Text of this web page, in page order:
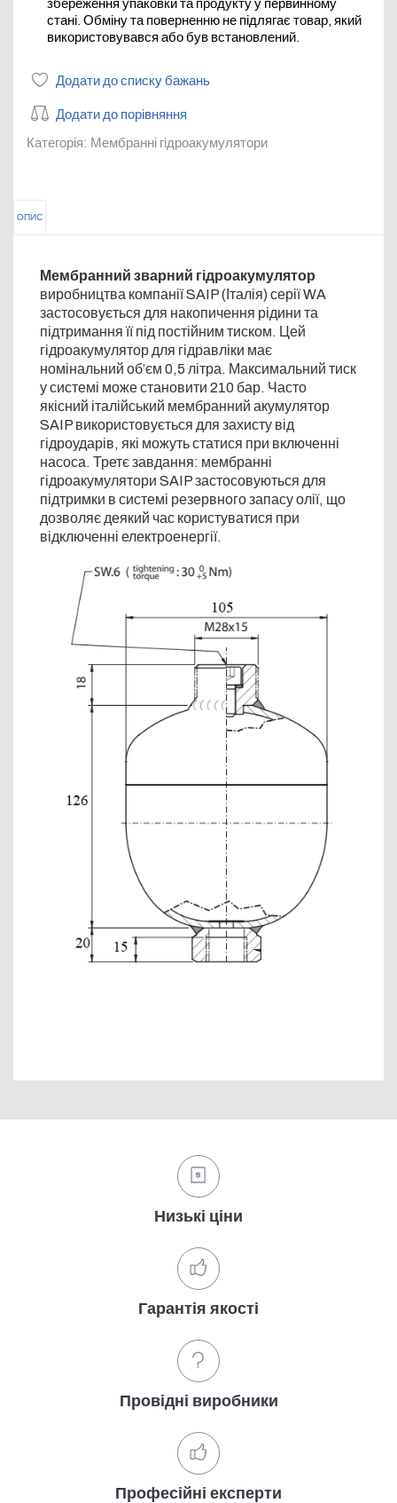
збереження упаковки та продукту у первинному
стані. Обміну та поверненню не підлягає товар, який
використовувався або був встановлений.
Додати до списку бажань
Додати до порівняння
Категорія: Мембранні гідроакумулятори
ОПИС
Мембранний зварний гідроакумулятор
виробництва компанії SAIP (Італія) серії WA
застосовується для накопичення рідини та
підтримання її під постійним тиском. Цей
гідроакумулятор для гідравліки має
номінальний об’єм 0,5 літра. Максимальний тиск
у системі може становити 210 бар. Часто
якісний італійський мембранний акумулятор
SAIP використовується для захисту від
гідроударів, які можуть статися при включенні
насоса. Третє завдання: мембранні
гідроакумулятори SAIP застосовуються для
підтримки в системі резервного запасу олії, що
дозволяє деякий час користуватися при
відключенні електроенергії.
Низькі ціни
Гарантія якості
Провідні виробники
Професійні експерти